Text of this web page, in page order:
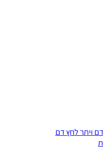
ויתר לחץ דם